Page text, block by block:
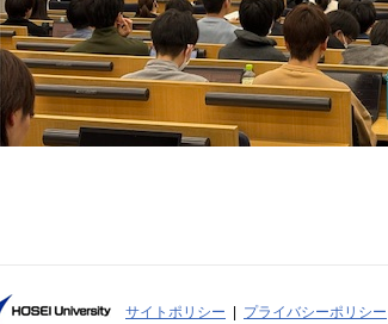
サイトポリシー プライバシーポリシー